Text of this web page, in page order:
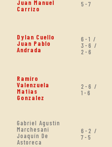
Juan Manuel
Carrizo
5-7
Dylan Cuello
Juan Pablo
Andrada
6-1 /
3-6 /
2-6
Ramiro
Valenzuela
Matias
Gonzalez
2-6 /
1-6
Gabriel Agustin
Marchesani
Joaquín De
Astoreca
6-2 /
7-5